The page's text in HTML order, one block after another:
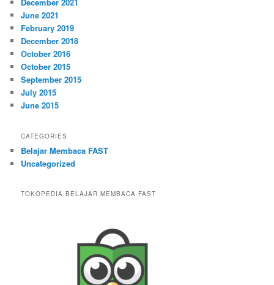
June 2021
February 2019
December 2018
October 2016
October 2015
September 2015
July 2015
June 2015
CATEGORIES
Belajar Membaca FAST
Uncategorized
TOKOPEDIA BELAJAR MEMBACA FAST